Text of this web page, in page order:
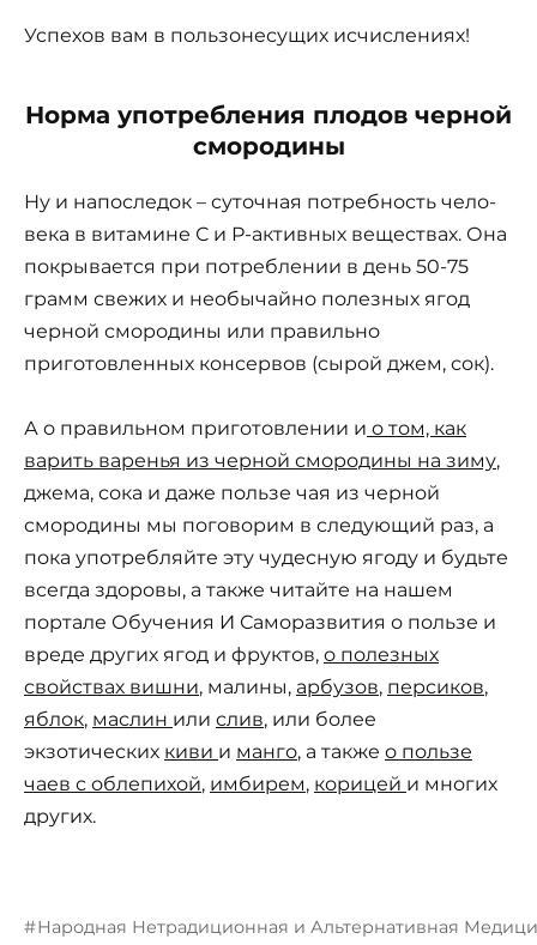
Успехов вам в пользонесущих исчислениях!
Норма употребления плодов черной
смородины
Ну и напоследок – суточная потребность чело­
века в витамине С и Р-активных веще­ствах. Она
покрывается при потреблении в день 50-75
грамм свежих и необычайно полезных ягод
черной смородины или правильно
приготовленных консервов (сы­рой джем, сок).
А о правильном приготовлении и о том, как
варить варенья из черной смородины на зиму,
джема, сока и даже пользе чая из черной
смородины мы поговорим в следующий раз, а
пока употребляйте эту чудесную ягоду и будьте
всегда здоровы, а также читайте на нашем
портале Обучения И Саморазвития о пользе и
вреде других ягод и фруктов, о полезных
свойствах вишни, малины, арбузов, персиков,
яблок, маслин или слив, или более
экзотических киви и манго, а также о пользе
чаев с облепихой, имбирем, корицей и многих
других.
Народная Нетрадиционная и Альтернативная